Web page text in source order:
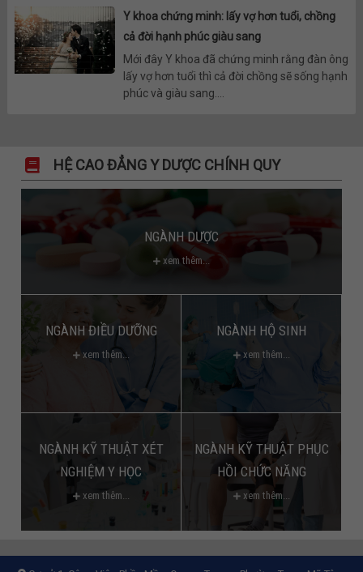
Y khoa chứng minh: lấy vợ hơn tuổi, chồng
cả đời hạnh phúc giàu sang
Mới đây Y khoa đã chứng minh rằng đàn ông
lấy vợ hơn tuổi thì cả đời chồng sẽ sống hạnh
phúc và giàu sang....
HỆ CAO ĐẲNG Y DƯỢC CHÍNH QUY
NGÀNH DƯỢC
xem thêm...
NGÀNH ĐIỀU DƯỠNG
xem thêm...
NGÀNH HỘ SINH
xem thêm...
NGÀNH KỸ THUẬT XÉT
NGHIỆM Y HỌC
xem thêm...
NGÀNH KỸ THUẬT PHỤC
HỒI CHỨC NĂNG
xem thêm...